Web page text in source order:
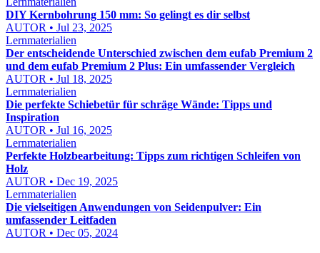
DIY Kernbohrung 150 mm: So gelingt es dir selbst
AUTOR • Jul 23, 2025
Lernmaterialien
Der entscheidende Unterschied zwischen dem eufab Premium 2
und dem eufab Premium 2 Plus: Ein umfassender Vergleich
AUTOR • Jul 18, 2025
Lernmaterialien
Die perfekte Schiebetür für schräge Wände: Tipps und
Inspiration
AUTOR • Jul 16, 2025
Lernmaterialien
Perfekte Holzbearbeitung: Tipps zum richtigen Schleifen von
Holz
AUTOR • Dec 19, 2025
Lernmaterialien
Die vielseitigen Anwendungen von Seidenpulver: Ein
umfassender Leitfaden
AUTOR • Dec 05, 2024